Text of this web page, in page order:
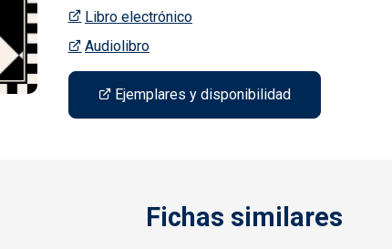
Libro electrónico
Audiolibro
Ejemplares y disponibilidad
Fichas similares